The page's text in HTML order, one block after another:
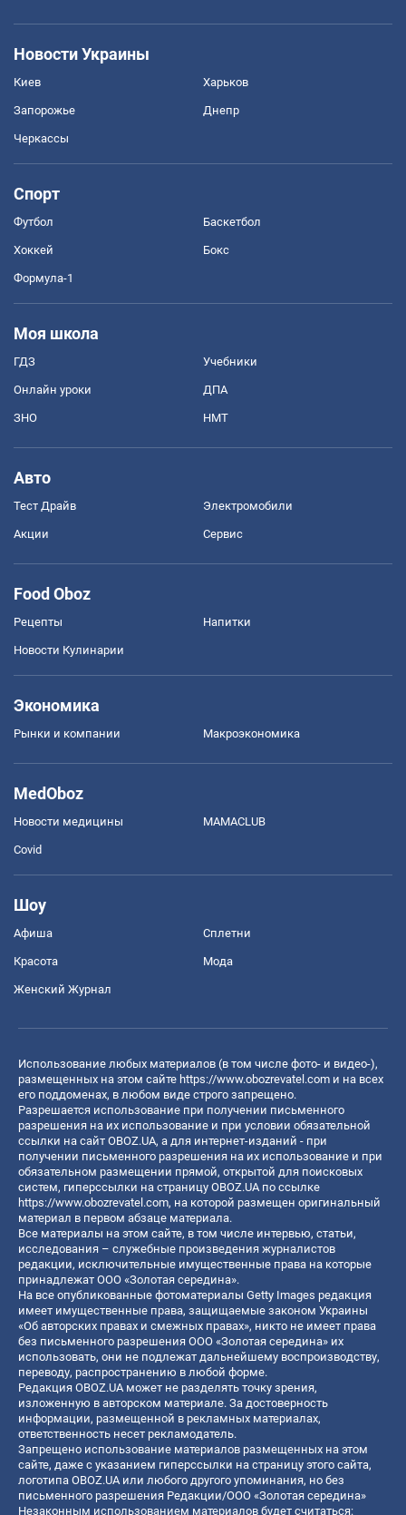
Новости Украины
Киев Харьков
Запорожье Днепр
Черкассы
Спорт
Футбол Баскетбол
Хоккей Бокс
Формула-1
Моя школа
ГДЗ Учебники
Онлайн уроки ДПА
ЗНО НМТ
Авто
Тест Драйв Электромобили
Акции Сервис
Food Oboz
Рецепты Напитки
Новости Кулинарии
Экономика
Рынки и компании Mакроэкономика
MedOboz
Новости медицины MAMACLUB
Covid
Шоу
Афиша Сплетни
Красота Мода
Женский Журнал
Использование любых материалов (в том числе фото- и видео-),
размещенных на этом сайте https://www.obozrevatel.com и на всех
его поддоменах, в любом виде строго запрещено.
Разрешается использование при получении письменного
разрешения на их использование и при условии обязательной
ссылки на сайт OBOZ.UA, а для интернет-изданий - при
получении письменного разрешения на их использование и при
обязательном размещении прямой, открытой для поисковых
систем, гиперссылки на страницу OBOZ.UA по ссылке
https://www.obozrevatel.com, на которой размещен оригинальный
материал в первом абзаце материала.
Все материалы на этом сайте, в том числе интервью, статьи,
исследования – служебные произведения журналистов
редакции, исключительные имущественные права на которые
принадлежат ООО «Золотая середина».
На все опубликованные фотоматериалы Getty Images редакция
имеет имущественные права, защищаемые законом Украины
«Об авторских правах и смежных правах», никто не имеет права
без письменного разрешения ООО «Золотая середина» их
использовать, они не подлежат дальнейшему воспроизводству,
переводу, распространению в любой форме.
Редакция OBOZ.UA может не разделять точку зрения,
изложенную в авторском материале. За достоверность
информации, размещенной в рекламных материалах,
ответственность несет рекламодатель.
Запрещено использование материалов размещенных на этом
сайте, даже с указанием гиперссылки на страницу этого сайта,
логотипа OBOZ.UA или любого другого упоминания, но без
письменного разрешения Редакции/ООО «Золотая середина»
Незаконным использованием материалов будет считаться: